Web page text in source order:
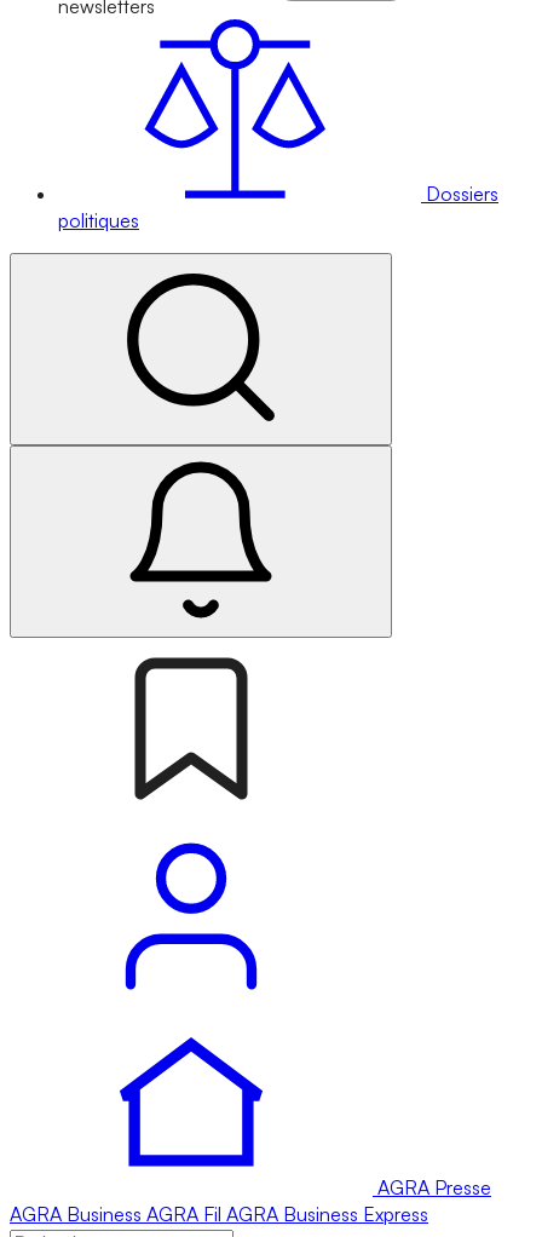
newsletters
Dossiers
politiques
AGRA Presse
AGRA Business AGRA Fil AGRA Business Express